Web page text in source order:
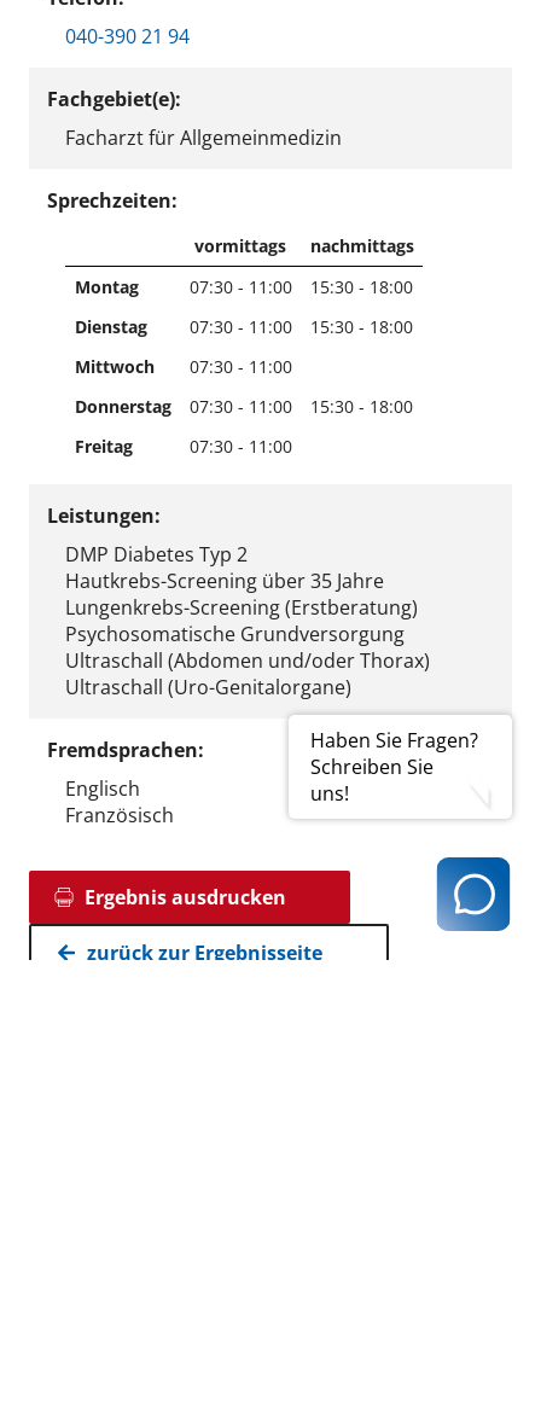
Haben Sie Fragen?
Schreiben Sie
uns!
040-390 21 94
Fachgebiet(e):
Facharzt für Allgemeinmedizin
Sprechzeiten:
vormittags
nachmittags
Montag
07:30 - 11:00
15:30 - 18:00
Dienstag
07:30 - 11:00
15:30 - 18:00
Mittwoch
07:30 - 11:00
Donnerstag
07:30 - 11:00
15:30 - 18:00
Freitag
07:30 - 11:00
Leistungen:
DMP Diabetes Typ 2
Hautkrebs-Screening über 35 Jahre
Lungenkrebs-Screening (Erstberatung)
Psychosomatische Grundversorgung
Ultraschall (Abdomen und/oder Thorax)
Ultraschall (Uro-Genitalorgane)
Fremdsprachen:
Englisch
Französisch
Ergebnis ausdrucken
zurück zur Ergebnisseite